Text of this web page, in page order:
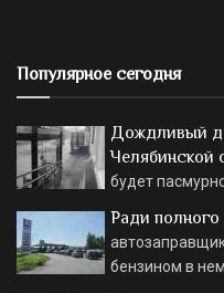
Популярное сегодня
Дождливый
Челябинской
будет
Ради полного
бензином в